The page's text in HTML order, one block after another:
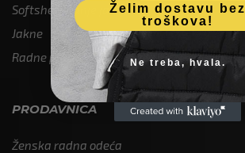
Softshell i tanje jakne
Jakne
Radne pantalone
PRODAVNICA
Ženska radna odeća
Želim dostavu bez
troškova!
Ne treba, hvala.